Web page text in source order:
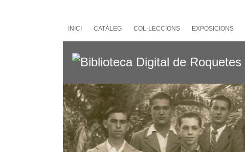
INICI CATÀLEG COL·LECCIONS EXPOSICIONS